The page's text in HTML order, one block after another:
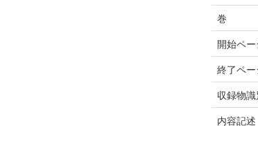
巻
開始ペー
終了ペー
収録物
内容記述